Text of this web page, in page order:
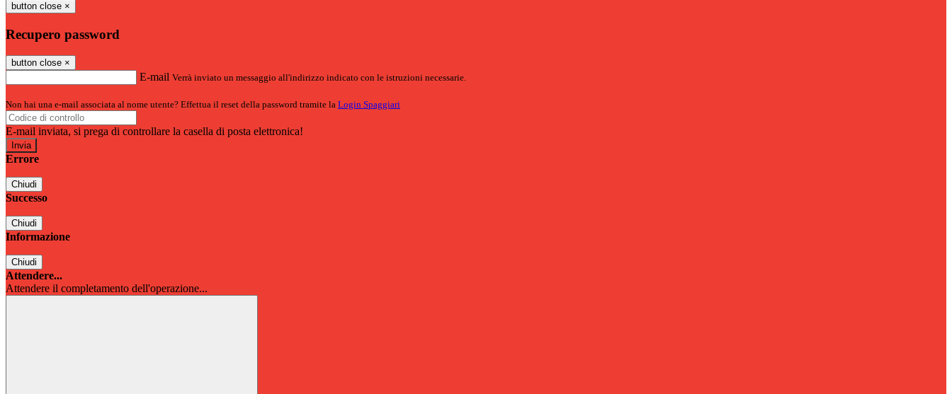
button close ×
Recupero password
button close ×
E-mail Verrà inviato un messaggio all'indirizzo indicato con le istruzioni necessarie.
Non hai una e-mail associata al nome utente? Effettua il reset della password tramite la Login Spaggiari
E-mail inviata, si prega di controllare la casella di posta elettronica!
Errore
Chiudi
Successo
Chiudi
Informazione
Chiudi
Attendere...
Attendere il completamento dell'operazione...